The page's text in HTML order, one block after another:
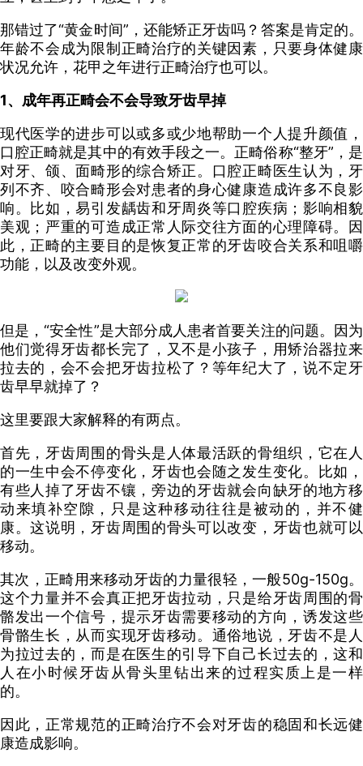
那错过了“黄金时间”，还能矫正牙齿吗？答案是肯定的。
年龄不会成为限制正畸治疗的关键因素，只要身体健康
状况允许，花甲之年进行正畸治疗也可以。
1、成年再正畸会不会导致牙齿早掉
现代医学的进步可以或多或少地帮助一个人提升颜值，
口腔正畸就是其中的有效手段之一。正畸俗称“整牙”，是
对牙、颌、面畸形的综合矫正。口腔正畸医生认为，牙
列不齐、咬合畸形会对患者的身心健康造成许多不良影
响。比如，易引发龋齿和牙周炎等口腔疾病；影响相貌
美观；严重的可造成正常人际交往方面的心理障碍。因
此，正畸的主要目的是恢复正常的牙齿咬合关系和咀嚼
功能，以及改变外观。
但是，“安全性”是大部分成人患者首要关注的问题。因为
他们觉得牙齿都长完了，又不是小孩子，用矫治器拉来
拉去的，会不会把牙齿拉松了？等年纪大了，说不定牙
齿早早就掉了？
这里要跟大家解释的有两点。
首先，牙齿周围的骨头是人体最活跃的骨组织，它在人
的一生中会不停变化，牙齿也会随之发生变化。比如，
有些人掉了牙齿不镶，旁边的牙齿就会向缺牙的地方移
动来填补空隙，只是这种移动往往是被动的，并不健
康。这说明，牙齿周围的骨头可以改变，牙齿也就可以
移动。
其次，正畸用来移动牙齿的力量很轻，一般50g-150g。
这个力量并不会真正把牙齿拉动，只是给牙齿周围的骨
骼发出一个信号，提示牙齿需要移动的方向，诱发这些
骨骼生长，从而实现牙齿移动。通俗地说，牙齿不是人
为拉过去的，而是在医生的引导下自己长过去的，这和
人在小时候牙齿从骨头里钻出来的过程实质上是一样
的。
因此，正常规范的正畸治疗不会对牙齿的稳固和长远健
康造成影响。